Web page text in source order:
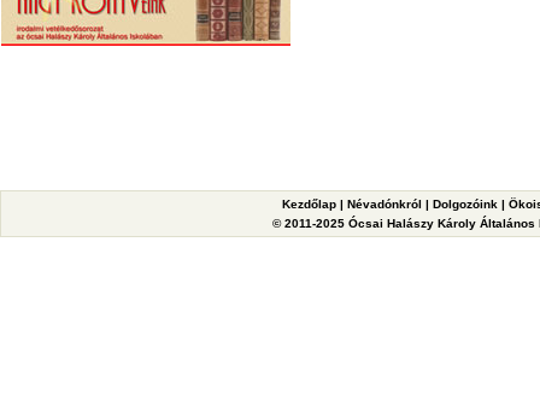
Kezdőlap | Névadónkról | Dolgozóink |
© 2011-2025 Ócsai Halászy Károly